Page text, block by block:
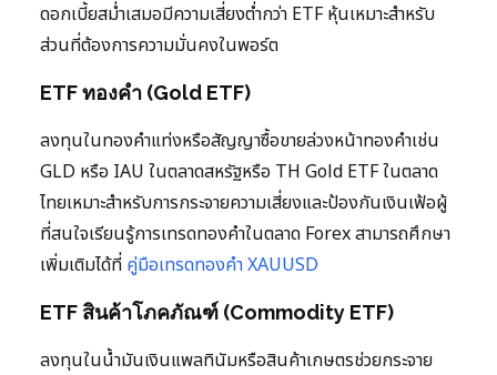
ดอกเบี้ยสม่ำเสมอมีความเสี่ยงต่ำกว่า ETF หุ้นเหมาะสำหรับ
ส่วนที่ต้องการความมั่นคงในพอร์ต
ETF ทองคำ (Gold ETF)
ลงทุนในทองคำแท่งหรือสัญญาซื้อขายล่วงหน้าทองคำเช่น
GLD หรือ IAU ในตลาดสหรัฐหรือ TH Gold ETF ในตลาด
ไทยเหมาะสำหรับการกระจายความเสี่ยงและป้องกันเงินเฟ้อผู้
ที่สนใจเรียนรู้การเทรดทองคำในตลาด Forex สามารถศึกษา
เพิ่มเติมได้ที่ คู่มือเทรดทองคำ XAUUSD
ETF สินค้าโภคภัณฑ์ (Commodity ETF)
ลงทุนในน้ำมันเงินแพลทินัมหรือสินค้าเกษตรช่วยกระจาย